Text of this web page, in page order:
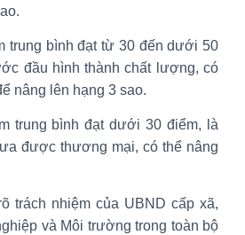
trung bình đạt từ 30 đến dưới 50
đầu hình thành chất lượng, có
nâng lên hạng 3 sao.
trung bình đạt dưới 30 điểm, là
được thương mại, có thể nâng
trách nhiệm của UBND cấp xã,
và Môi trường trong toàn bộ